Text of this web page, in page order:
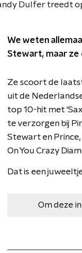
Dulfer treedt
We weten
Stewart, maar ze
Ze scoort de
uit de
top 10-hit met
te verzorgen bij
Stewart en
On You Crazy
Dat is een
Om deze